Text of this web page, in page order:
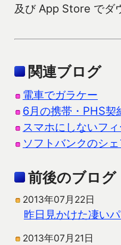
及び App Store でダ
関連ブログ
電車でガラケー
6月の携帯・PHS契
スマホにしないフ
ソフトバンクのシ
前後のブログ
2013年07月22日
昨日見かけた凄い
2013年07月21日